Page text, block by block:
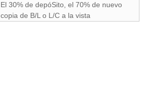
El 30% de depóSito, el 70% de nuevo
copia de B/L o L/C a la vista